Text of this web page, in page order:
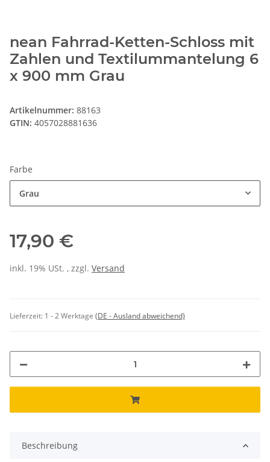
nean Fahrrad-Ketten-Schloss mit
Zahlen und Textilummantelung 6
x 900 mm Grau
Artikelnummer: 88163
GTIN: 4057028881636
Farbe
Grau
17,90 €
inkl. 19% USt. , zzgl. Versand
Lieferzeit: 1 - 2 Werktage (DE - Ausland abweichend)
Beschreibung